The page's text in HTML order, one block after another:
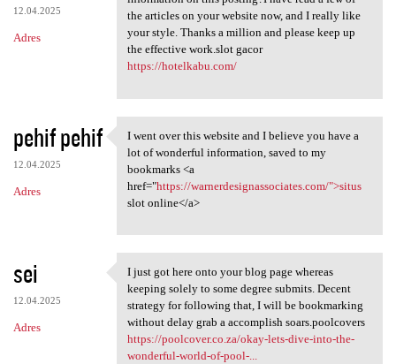
12.04.2025
Adres
the articles on your website now, and I really like
your style. Thanks a million and please keep up
the effective work.slot gacor
https://hotelkabu.com/
pehif pehif
12.04.2025
Adres
I went over this website and
I went over this website and I believe you have a
lot of wonderful information, saved to my
bookmarks <a
href="https://warnerdesignassociates.com/">situs
slot online</a>
sei
12.04.2025
Adres
I just got here onto your
I just got here onto your blog page whereas
keeping solely to some degree submits. Decent
strategy for following that, I will be bookmarking
without delay grab a accomplish soars.poolcovers
https://poolcover.co.za/okay-lets-dive-into-the-
wonderful-world-of-pool-...